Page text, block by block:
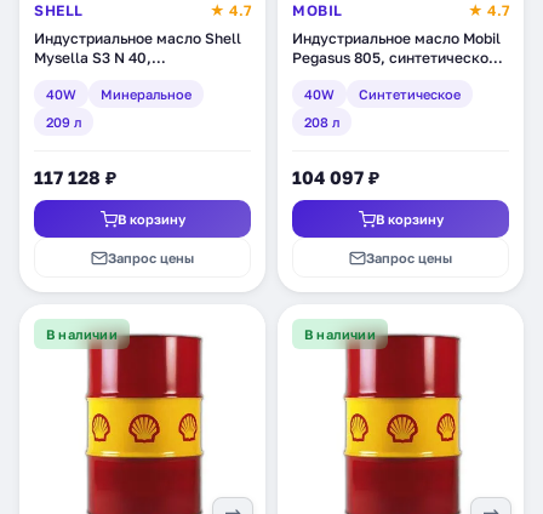
SHELL
★ 4.7
Индустриальное масло Shell
Mysella S3 N 40,
(550035930)
40W
Минеральное
209 л
117 128 ₽
В корзину
Запрос цены
MOBIL
★ 4.7
Индустриальное масло Mobil
Pegasus 805, синтетическое,
40W
Синтетическое
208 л
104 097 ₽
В корзину
Запрос цены
В наличии В наличии